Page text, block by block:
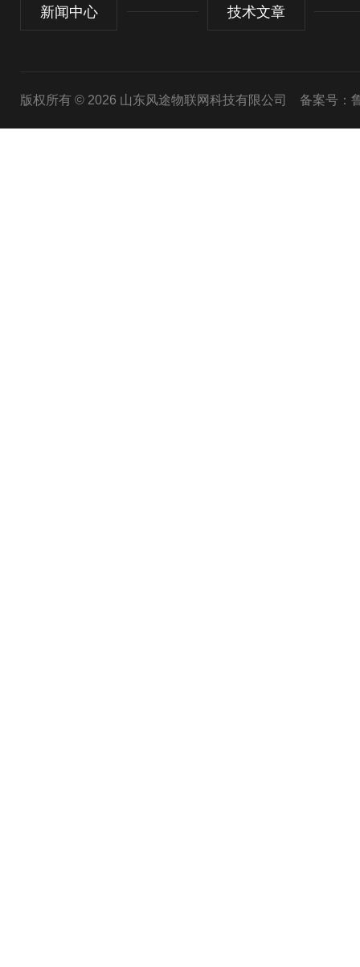
新闻中心 技术文章
版权所有 © 2026 山东风途物联网科技有限公司 备案号：